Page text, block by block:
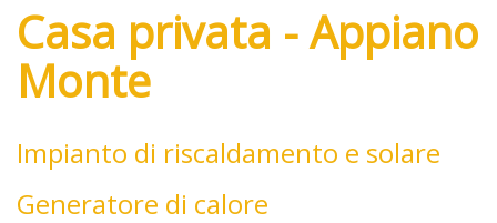
Casa privata - Appiano
Monte
Impianto di riscaldamento e solare
Generatore di calore